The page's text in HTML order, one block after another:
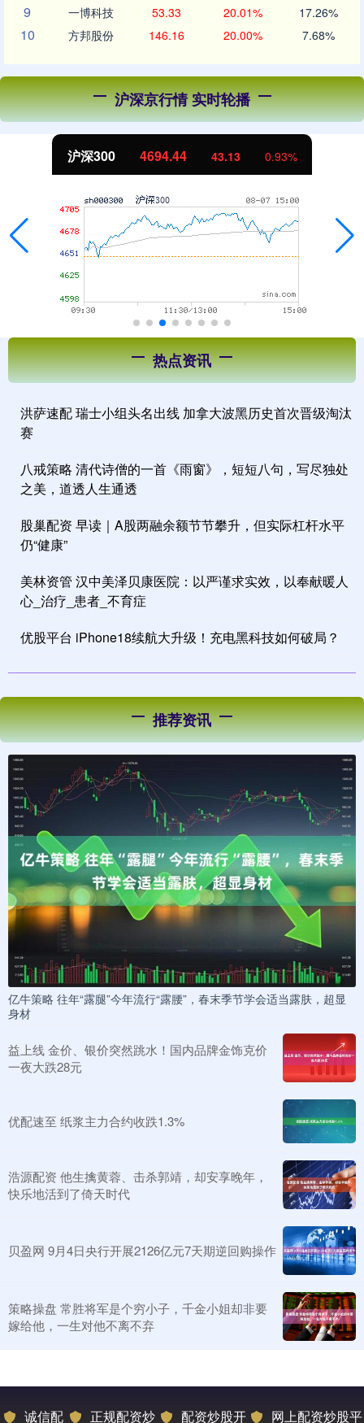
9 一博科技 53.33 20.01% 17.26%
10 方邦股份 146.16 20.00% 7.68%
沪深京行情 实时轮播
北证50 1134.24 11.37 1.01%
热点资讯
洪萨速配 瑞士小组头名出线 加拿大波黑历史首次晋级淘汰
赛
八戒策略 清代诗僧的一首《雨窗》，短短八句，写尽独处
之美，道透人生通透
股巢配资 早读｜A股两融余额节节攀升，但实际杠杆水平
仍“健康”
美林资管 汉中美泽贝康医院：以严谨求实效，以奉献暖人
心_治疗_患者_不育症
优股平台 iPhone18续航大升级！充电黑科技如何破局？
推荐资讯
亿牛策略 往年“露腿”今年流行“露腰”，春末季节学会适当露肤，超显
身材
益上线 金价、银价突然跳水！国内品牌金饰克价
一夜大跌28元
优配速至 纸浆主力合约收跌1.3%
浩源配资 他生擒黄蓉、击杀郭靖，却安享晚年，
快乐地活到了倚天时代
贝盈网 9月4日央行开展2126亿元7天期逆回购操作
策略操盘 常胜将军是个穷小子，千金小姐却非要
嫁给他，一生对他不离不弃
诚信配 正规配资炒 配资炒股开 网上配资炒股平